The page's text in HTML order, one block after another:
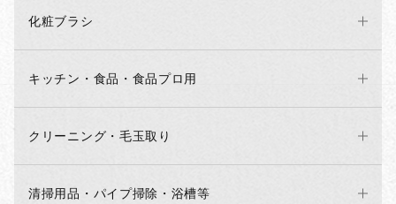
化粧ブラシ
キッチン・食品・食品プロ用
クリーニング・毛玉取り
清掃用品・パイプ掃除・浴槽等